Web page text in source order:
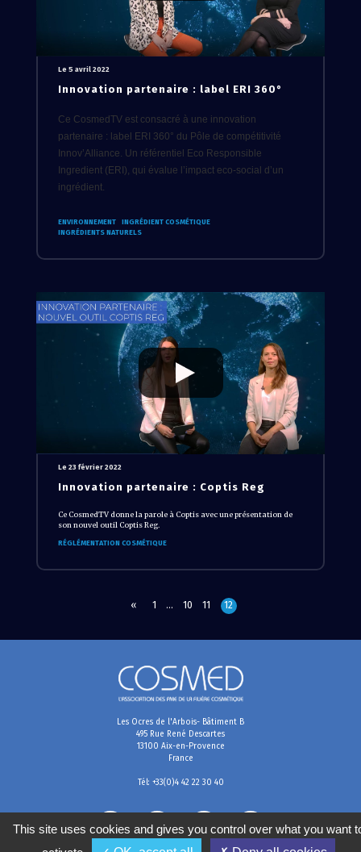
Le 5 avril 2022
Innovation partenaire : label ERI 360°
Ce CosmedTV est consacré à une innovation
partenaire : label ERI 360° du Pôle de compétitivité
Innov’Alliance. Un référentiel Eco Responsible
Ingredient (ERI), qui évalue l’impact eco-social d’un
ingrédient.
ENVIRONNEMENT
INGRÉDIENT COSMÉTIQUE
INGRÉDIENTS NATURELS
Le 23 février 2022
Innovation partenaire : Coptis Reg
Ce CosmedTV donne la parole à Coptis avec une présentation de
son nouvel outil Coptis Reg.
RÉGLÉMENTATION COSMÉTIQUE
« 1 … 10 11 12
Les Ocres de l'Arbois- Bâtiment B
495 Rue René Descartes
13100 Aix-en-Provence
France
Tél: +33(0)4 42 22 30 40
This site uses cookies and gives you control over what you want